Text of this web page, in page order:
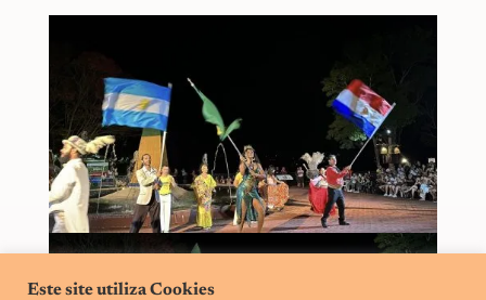
Este site utiliza Cookies